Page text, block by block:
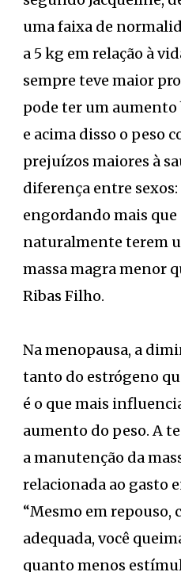
uma faixa de
a 5 kg em relação à
sempre teve maior
pode ter um aumento
e acima disso o peso
prejuízos maiores à
diferença entre
engordando mais
naturalmente terem
massa magra menor
Ribas Filho.
Na menopausa, a
tanto do estrógeno
é o que mais
aumento do peso. A
a manutenção da
relacionada ao gasto
“Mesmo em repouso,
adequada, você
quanto menos